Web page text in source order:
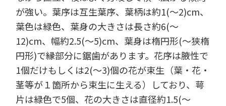
が強い。葉序は互生葉序、葉柄は約1(～2)cm、
葉色は緑色、葉身の大きさは長さ約6(～
12)cm、幅約2.5(～5)cm、葉身は楕円形(～狭楕
円形)で縁部分に鋸歯があります。花序は腋性で
1個だけもしくは2(～3)個の花が束生（葉・花・
茎等が１箇所から束生に生える）しており、萼
片は緑色で5個、花の大きさは直径約1.5(～